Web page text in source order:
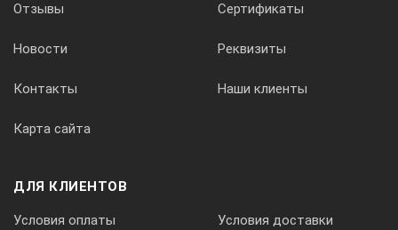
преобразователя ACIX1519
Отзывы Сертификаты
Новости Реквизиты
Контакты Наши клиенты
Карта сайта
ДЛЯ КЛИЕНТОВ
Условия оплаты Условия доставки